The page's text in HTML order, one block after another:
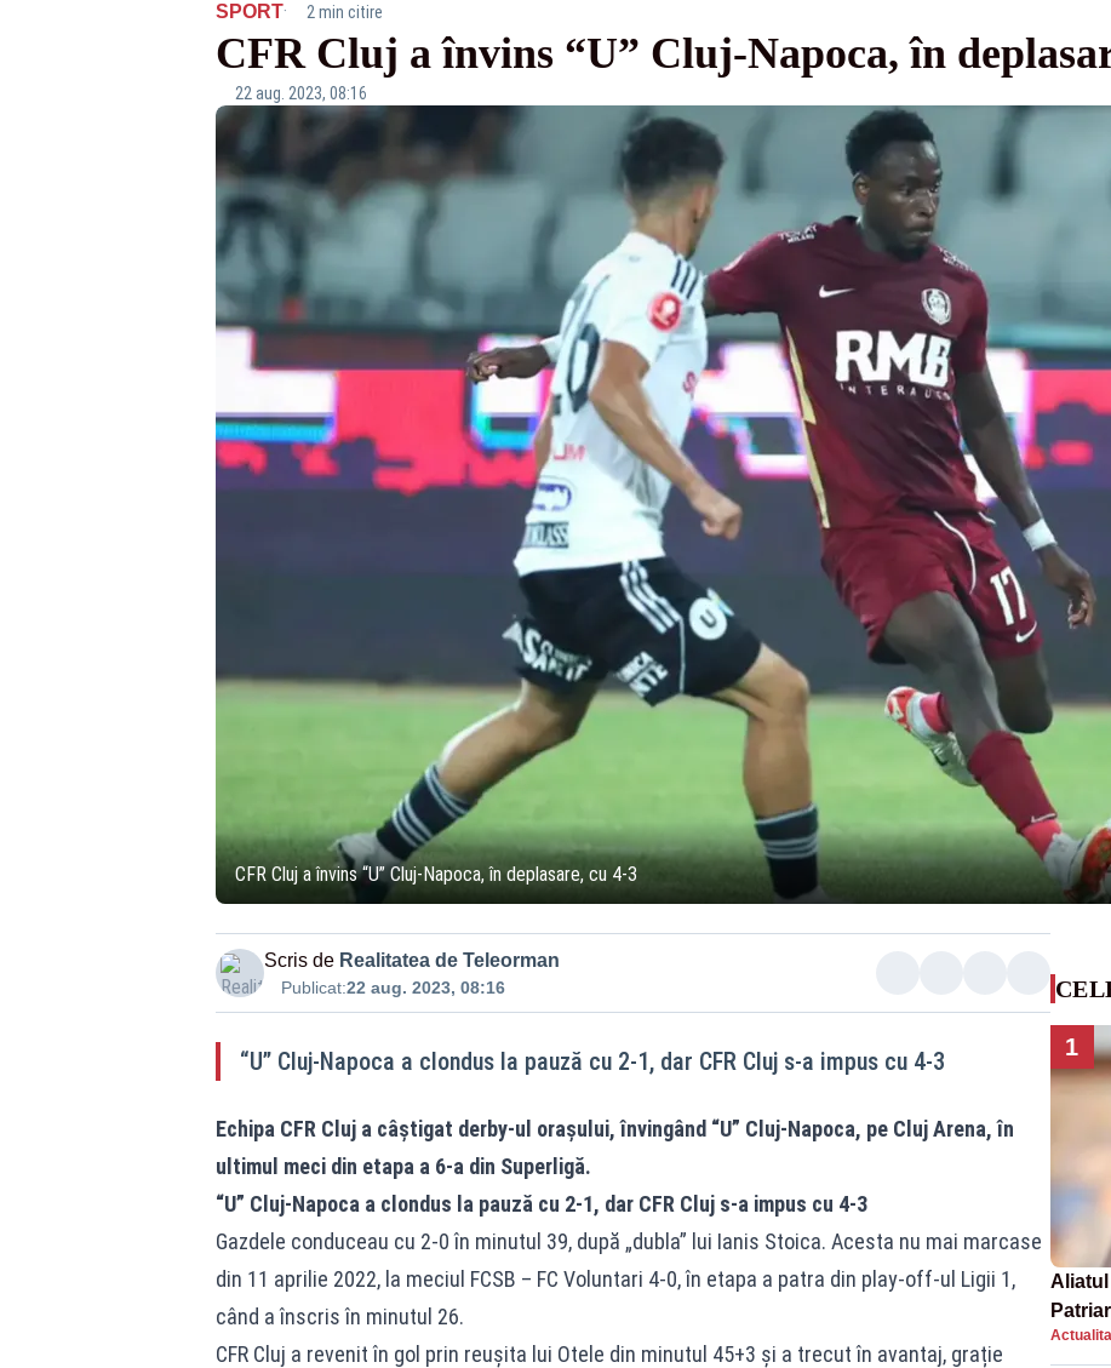
SPORT· 2 min citire
CFR Cluj a învins “U” Cluj-Napoca, în
22 aug. 2023, 08:16
CFR Cluj a învins “U” Cluj-Napoca, în deplasare, cu 4-3
Scris de Realitatea de Teleorman
Publicat:22 aug. 2023, 08:16
“U” Cluj-Napoca a clondus la pauză cu 2-1, dar CFR Cluj s-a impus cu 4-3
Echipa CFR Cluj a câștigat derby-ul orașului, învingând “U” Cluj-Napoca, pe Cluj Arena, în
ultimul meci din etapa a 6-a din Superligă.
“U” Cluj-Napoca a clondus la pauză cu 2-1, dar CFR Cluj s-a impus cu 4-3
Gazdele conduceau cu 2-0 în minutul 39, după „dubla” lui Ianis Stoica. Acesta nu mai marcase
din 11 aprilie 2022, la meciul FCSB – FC Voluntari 4-0, în etapa a patra din play-off-ul Ligii 1,
când a înscris în minutul 26.
CFR Cluj a revenit în gol prin reușita lui Otele din minutul 45+3 și a trecut în avantaj, grație
1
nouă